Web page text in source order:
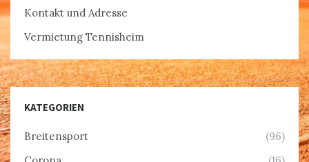
Kontakt und Adresse
Vermietung Tennisheim
KATEGORIEN
Breitensport
(96)